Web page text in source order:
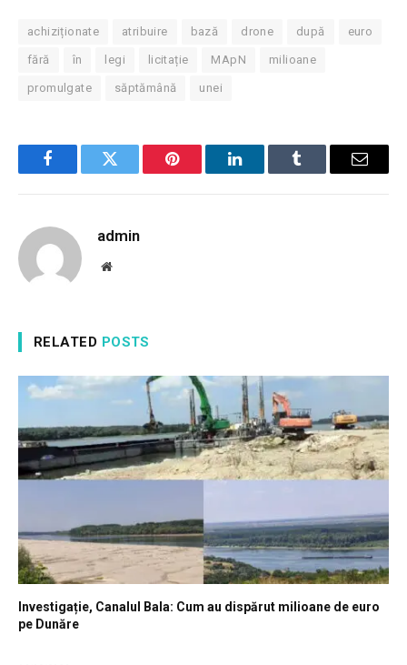
achiziționate atribuire bază drone după euro
fără în legi licitație MApN milioane
promulgate săptămână unei
FacebookTwitter Pinterest LinkedInTumblr Email
admin
Website
RELATED POSTS
Investigație, Canalul Bala: Cum au dispărut milioane de euro
pe Dunăre